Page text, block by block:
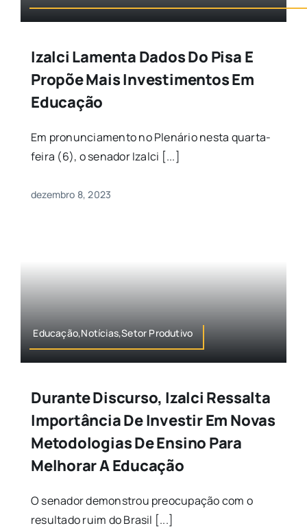
Izalci Lamenta Dados Do Pisa E
Propõe Mais Investimentos Em
Educação
Em pronunciamento no Plenário nesta quarta-
feira (6), o senador Izalci [...]
dezembro 8, 2023
Educação,Notícias,Setor Produtivo
Durante Discurso, Izalci Ressalta
Importância De Investir Em Novas
Metodologias De Ensino Para
Melhorar A Educação
O senador demonstrou preocupação com o
resultado ruim do Brasil [...]